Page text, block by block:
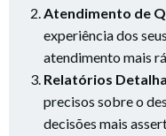
Atendimento de
experiência dos
atendimento mais
Relatórios
precisos sobre o
decisões mais